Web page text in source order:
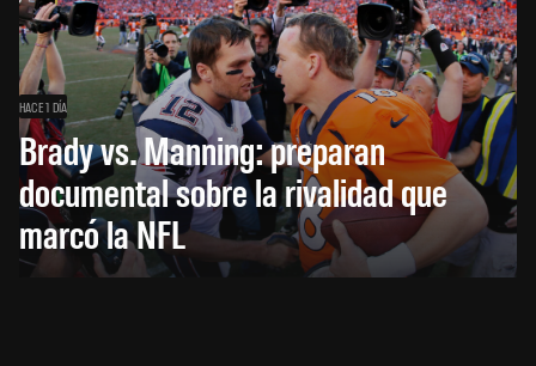
HACE 1 DÍA
Brady vs. Manning: preparan
documental sobre la rivalidad que
marcó la NFL